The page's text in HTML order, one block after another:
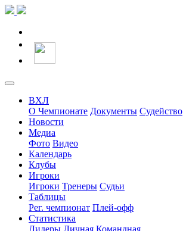
ВХЛ
О Чемпионате Документы Судейство
Новости
Медиа
Фото Видео
Календарь
Клубы
Игроки
Игроки Тренеры Судьи
Таблицы
Рег. чемпионат Плей-офф
Статистика
Лидеры Личная Командная